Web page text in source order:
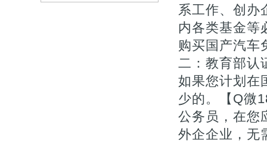
系工作、创办
内各类基金等
购买国产汽车
二：教育部认
如果您计划在
少的。【Q微
公务员，在您
外企企业，无